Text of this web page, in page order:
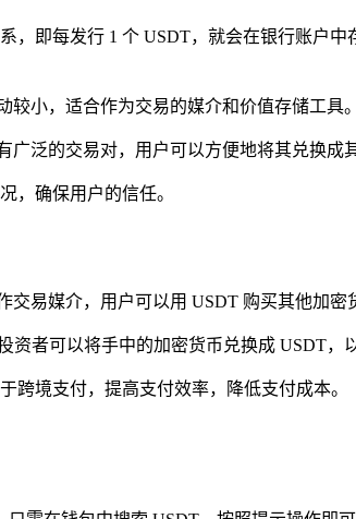
，即每发行 1 个 USDT，就会在银行账户
较小，适合作为交易的媒介和价值存储工具。
广泛的交易对，用户可以方便地将其兑换成
，确保用户的信任。
交易媒介，用户可以用 USDT 购买其他加密
资者可以将手中的加密货币兑换成 USDT，
跨境支付，提高支付效率，降低支付成本。